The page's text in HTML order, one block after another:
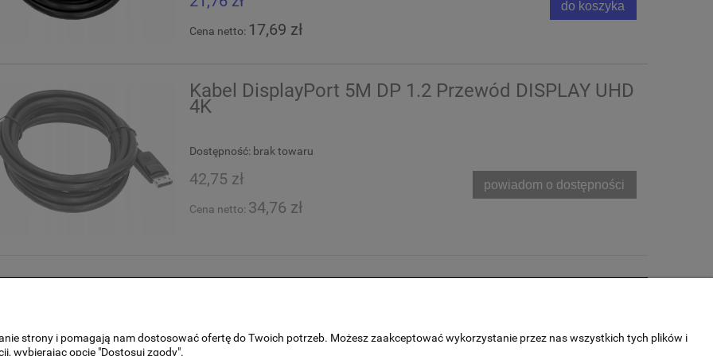
Cena netto: 17,69 zł
do koszyka
Kabel DisplayPort 5M DP 1.2 Przewód DISPLAY UHD
4K
Dostępność: brak towaru
42,75 zł
Cena netto: 34,76 zł
powiadom o dostępności
Czas i koszty dostawy Blog
strony i pomagają nam dostosować ofertę do Twoich potrzeb. Możesz zaakceptować wykorzystanie przez nas wszystkich tych plików i
wybierając opcję "Dostosuj zgody".